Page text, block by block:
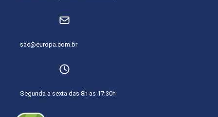
sac@europa.com.br
Segunda a sexta das 8h as 17:30h